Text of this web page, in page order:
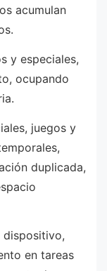
acumulan
y especiales,
ocupando
juegos y
duplicada,
dispositivo,
en tareas